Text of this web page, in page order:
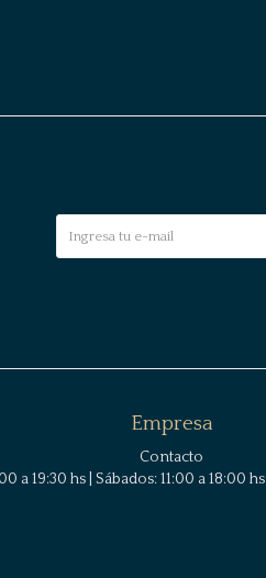
19:30 hs | Sábados: 11:00 a 18:00 hs
Empresa
Contacto